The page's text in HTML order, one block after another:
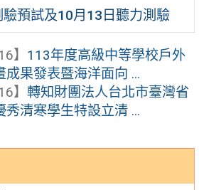
驗預試及10月13日聽力測驗
】 113年度高級中等學校戶外
果發表暨海洋面向 ...
】 轉知財團法人台北市臺灣省
清寒學生特設立清 ...